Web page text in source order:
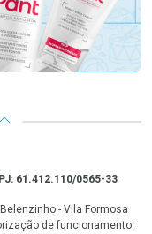
61.412.110/0565-33
- Vila Formosa
de funcionamento: